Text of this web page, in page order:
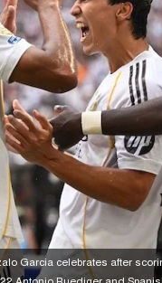
Garcia celebrates after